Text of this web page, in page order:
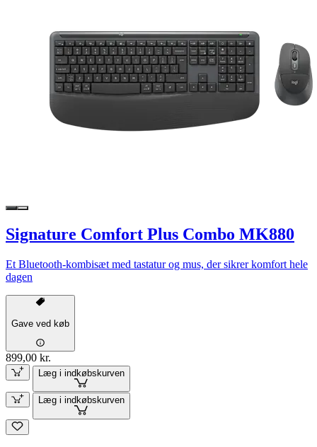
Signature Comfort Plus Combo MK880
Et Bluetooth-kombisæt med tastatur og mus, der sikrer komfort hele
dagen
Gave ved køb
899,00 kr.
Læg i indkøbskurven
Læg i indkøbskurven